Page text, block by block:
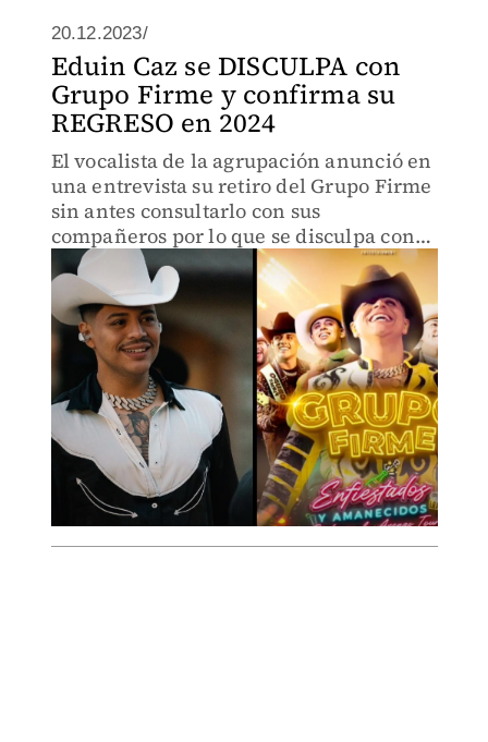
20.12.2023/
Eduin Caz se DISCULPA con
Grupo Firme y confirma su
REGRESO en 2024
El vocalista de la agrupación anunció en
una entrevista su retiro del Grupo Firme
sin antes consultarlo con sus
compañeros por lo que se disculpa con
ellos.